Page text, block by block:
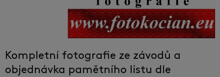
Kompletní fotografie ze závodů a
objednávka pamětního listu dle